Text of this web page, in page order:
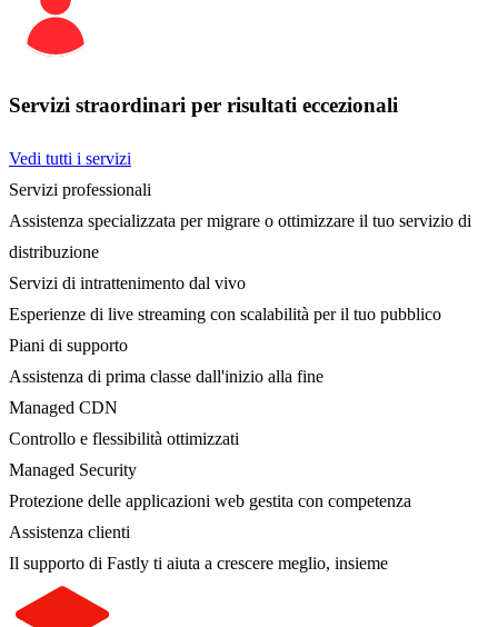
Servizi straordinari per risultati eccezionali
Vedi tutti i servizi
Servizi professionali
Assistenza specializzata per migrare o ottimizzare il tuo servizio di
distribuzione
Servizi di intrattenimento dal vivo
Esperienze di live streaming con scalabilità per il tuo pubblico
Piani di supporto
Assistenza di prima classe dall'inizio alla fine
Managed CDN
Controllo e flessibilità ottimizzati
Managed Security
Protezione delle applicazioni web gestita con competenza
Assistenza clienti
Il supporto di Fastly ti aiuta a crescere meglio, insieme